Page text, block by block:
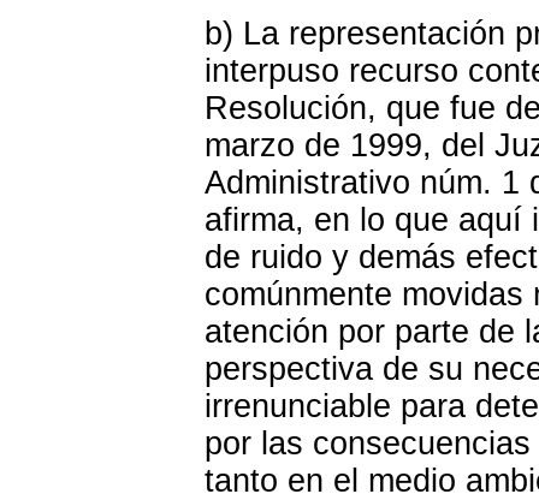
b) La representación
interpuso recurso
Resolución, que fue
marzo de 1999, del
Administrativo núm. 1
afirma, en lo que aquí
de ruido y demás
comúnmente
atención por parte de
perspectiva de su
irrenunciable para
por las
tanto en el medio